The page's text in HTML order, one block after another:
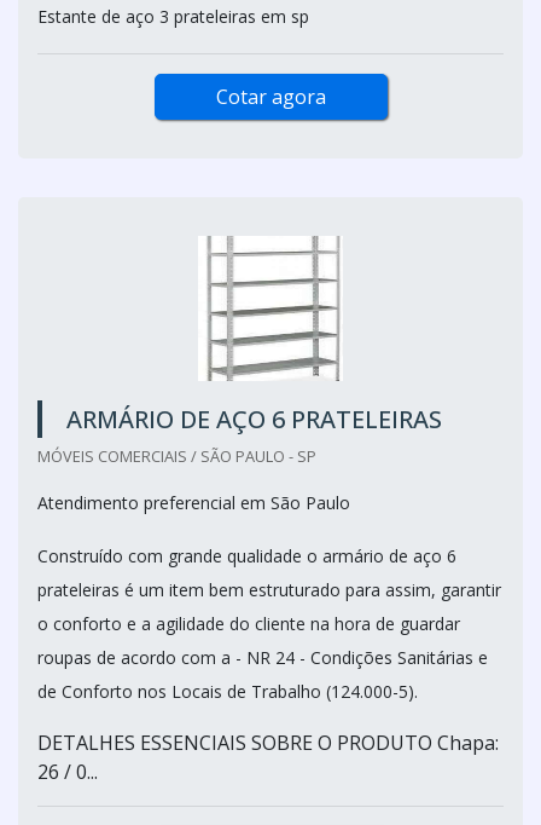
Estante de aço 3 prateleiras em sp
Cotar agora
ARMÁRIO DE AÇO 6 PRATELEIRAS
MÓVEIS COMERCIAIS / SÃO PAULO - SP
Atendimento preferencial em São Paulo
Construído com grande qualidade o armário de aço 6
prateleiras é um item bem estruturado para assim, garantir
o conforto e a agilidade do cliente na hora de guardar
roupas de acordo com a - NR 24 - Condições Sanitárias e
de Conforto nos Locais de Trabalho (124.000-5).
DETALHES ESSENCIAIS SOBRE O PRODUTO Chapa:
26 / 0...